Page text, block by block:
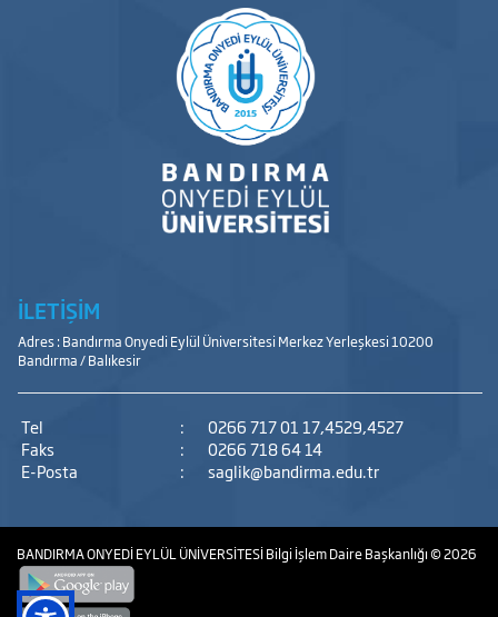
İLETİŞİM
Adres : Bandırma Onyedi Eylül Üniversitesi Merkez Yerleşkesi 10200
Bandırma / Balıkesir
Tel :
0266 717 01 17,4529,4527
Faks
:
0266 718 64 14
E-Posta
: saglik@bandirma.edu.tr
BANDIRMA ONYEDİ EYLÜL ÜNİVERSİTESİBilgi İşlem Daire Başkanlığı© 2026